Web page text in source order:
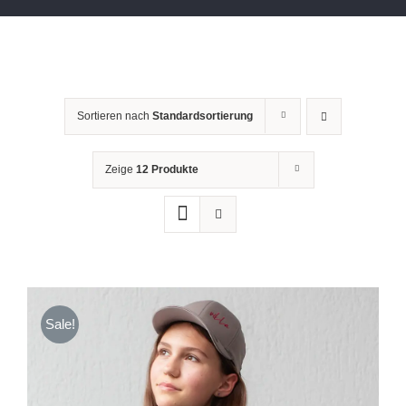
Sortieren nach Standardsortierung
Zeige 12 Produkte
Sale!